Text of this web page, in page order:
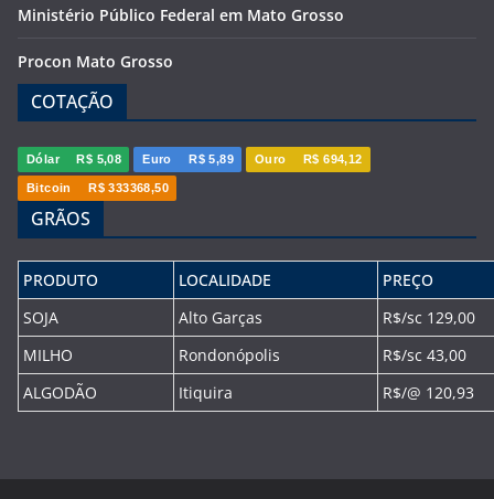
Ministério Público Federal em Mato Grosso
Procon Mato Grosso
COTAÇÃO
Dólar R$ 5,08 Euro R$ 5,89 Ouro R$ 694,12
Bitcoin R$ 333368,50
GRÃOS
PRODUTO LOCALIDADE
PREÇO
SOJA
Alto Garças
R$/sc 129,00
MILHO
Rondonópolis
R$/sc 43,00
ALGODÃO
Itiquira R$/@ 120,93